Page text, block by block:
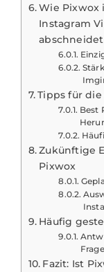
Wie Pixwox
Instagram
abschneidet
Tipps für
Best
Zukünftige
Pixwox
Häufig
Fazit: Ist